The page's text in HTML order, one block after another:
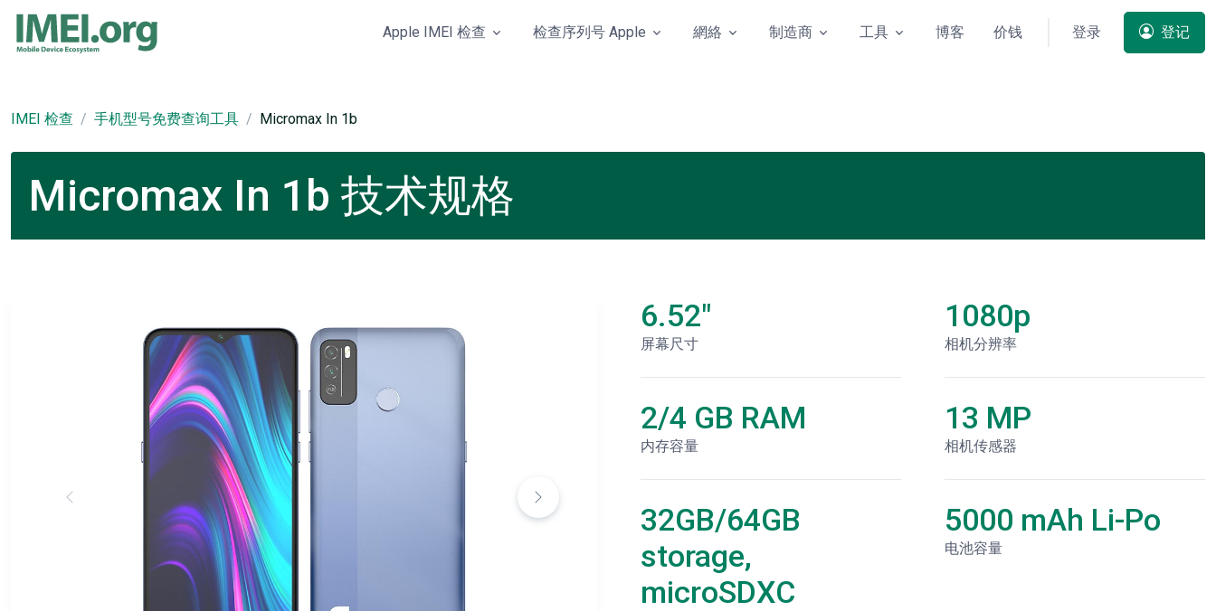
Apple IMEI 检查 检查序列号 Apple 網絡 制造商 工具 博客 价钱 登录 登记
IMEI 检查 手机型号免费查询工具 Micromax In 1b
Micromax In 1b 技术规格
6.52"
屏幕尺寸
2/4 GB RAM
内存容量
32GB/64GB
storage,
microSDXC
1080p
相机分辨率
13 MP
相机传感器
5000 mAh Li-Po
电池容量